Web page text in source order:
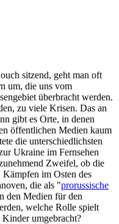
sitzend, geht man oft
um, die uns vom
überbracht werden.
zu viele Krisen. Das an
gibt es Orte, in denen
öffentlichen Medien kaum
die unterschiedlichsten
Ukraine im Fernsehen
Zweifel, ob die
Kämpfen im Osten des
die als "prorussische
den Medien für den
welche Rolle spielt
umgebracht?